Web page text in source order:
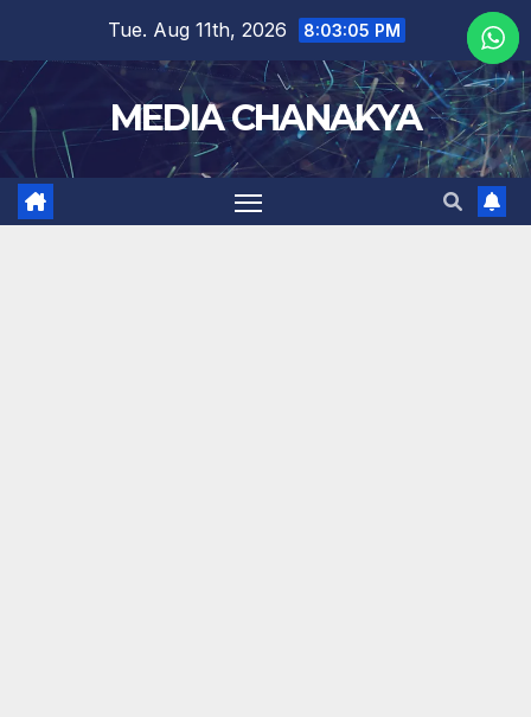
Tue. Aug 11th, 2026 8:03:06 PM
MEDIA CHANAKYA